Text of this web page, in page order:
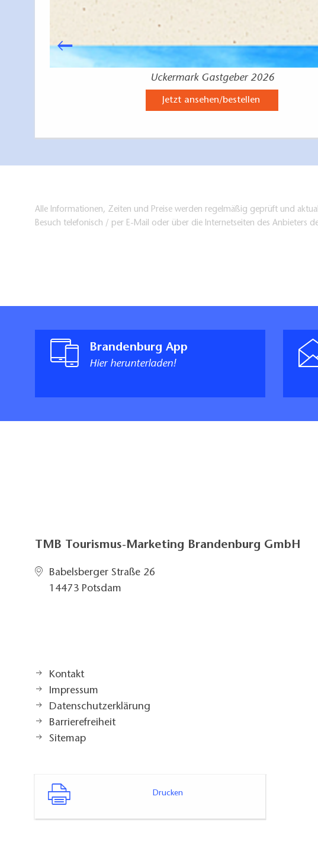
Uckermark Gastgeber 2026
Jetzt ansehen/bestellen
Alle Informationen, Zeiten und Preise werden regelmäßig geprüft und
Besuch telefonisch / per E-Mail oder über die Internetseiten des Anbieters
Brandenburg App
Hier herunterladen!
TMB Tourismus-Marketing Brandenburg GmbH
Babelsberger Straße 26
14473 Potsdam
Kontakt
Impressum
Datenschutzerklärung
Barrierefreiheit
Sitemap
Drucken